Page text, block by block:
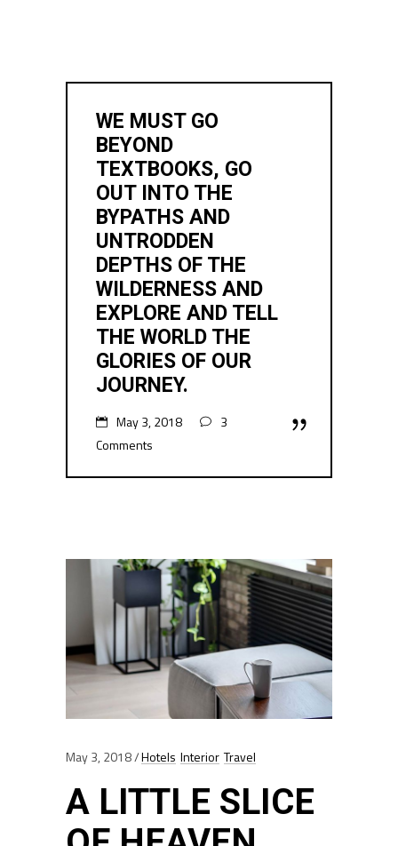
WE MUST GO
BEYOND
TEXTBOOKS, GO
OUT INTO THE
BYPATHS AND
UNTRODDEN
DEPTHS OF THE
WILDERNESS AND
EXPLORE AND TELL
THE WORLD THE
GLORIES OF OUR
JOURNEY.
May 3, 2018
3
Comments
May 3, 2018 Hotels Interior Travel
A LITTLE SLICE